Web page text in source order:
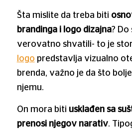
Šta mislite da treba biti
brandinga i logo dizajna? Do
verovatno shvatili- to je
logo predstavlja vizualno
brenda, važno je da što
njemu.
On mora biti usklađen sa
prenosi njegov narativ.